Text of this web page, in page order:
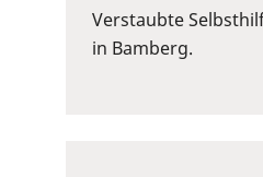
or
Space
Verstaubte
in Bamberg.